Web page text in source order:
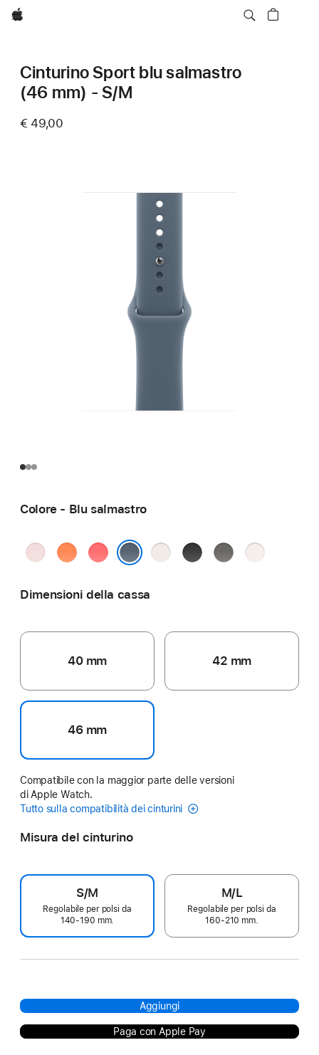
Apple
Cinturino Sport blu salmastro
(46 mm) - S/M
€ 49,00
Colore - Blu salmastro
Rosa
Mandarino
Rosa
GalassiaNero
GrigioRosa
Dimensioni della cassa
40 mm 42 mm
46 mm
Compatibile con la maggior parte delle versioni
di Apple Watch.
Tutto sulla compatibilità dei cinturini
Misura del cinturino
S/M
Regolabile per polsi da
140‑190 mm.
M/L
Regolabile per polsi da
160‑210 mm.
Aggiungi
Paga con Apple Pay